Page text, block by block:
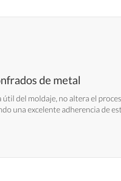
de metal
útil del moldaje, no altera el
una excelente adherencia de